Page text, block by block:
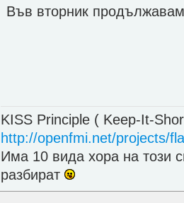
Във вторник
KISS Principle ( Keep-It-
http://openfmi.net/projects/
Има 10 вида хора на този
разбират